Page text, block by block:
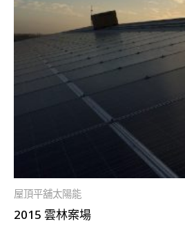
屋頂平舖太陽能
2015 雲林案場